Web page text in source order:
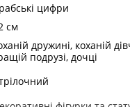
цифри
см
дружині, коханій
подрузі, дочці